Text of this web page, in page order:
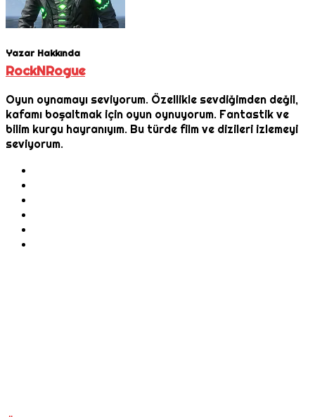
Yazar Hakkında
RockNRogue
Oyun oynamayı seviyorum. Özellikle sevdiğimden değil,
kafamı boşaltmak için oyun oynuyorum. Fantastik ve
bilim kurgu hayranıyım. Bu türde film ve dizileri izlemeyi
seviyorum.